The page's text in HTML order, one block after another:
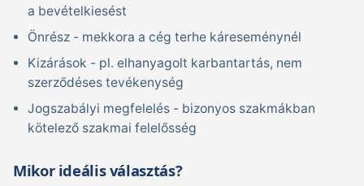
a bevételkiesést
Önrész - mekkora a cég terhe káreseménynél
Kizárások - pl. elhanyagolt karbantartás, nem
szerződéses tevékenység
Jogszabályi megfelelés - bizonyos szakmákban
kötelező szakmai felelősség
Mikor ideális választás?